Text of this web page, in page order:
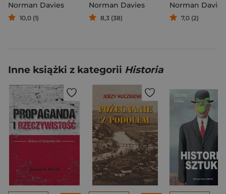
Norman Davies
10,0 (1)
Norman Davies
8,3 (38)
Norman Davies
7,0 (2)
Inne książki z kategorii Historia